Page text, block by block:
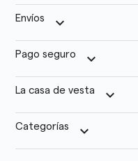
Envíos keyboard_arrow_down
Pago seguro keyboard_arrow_down
La casa de vesta keyboard_arrow_down
Categorías keyboard_arrow_down